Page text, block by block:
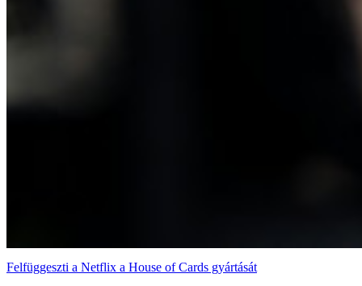
Felfüggeszti a Netflix a House of Cards gyártását